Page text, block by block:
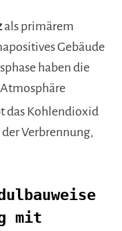
als primärem
Gebäude
haben die
Atmosphäre
das Kohlendioxid
Verbrennung,
mit